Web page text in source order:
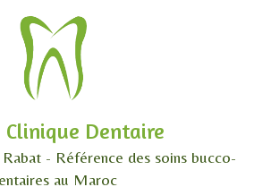
Clinique Dentaire
- Référence des soins bucco-
au Maroc